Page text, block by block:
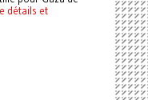
détails et